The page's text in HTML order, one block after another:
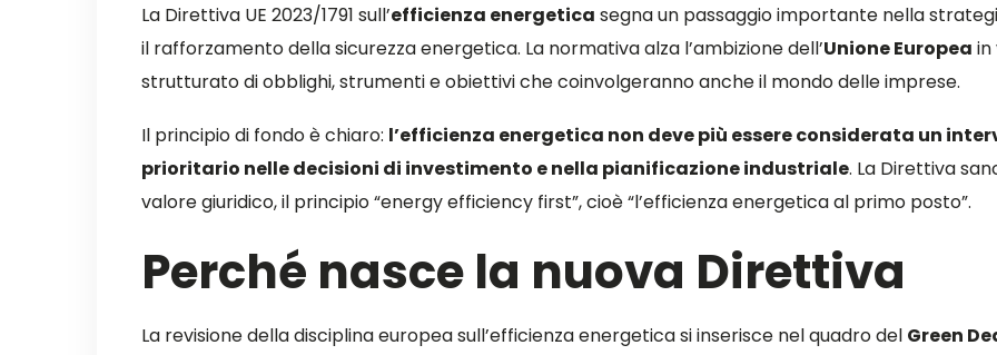
La Direttiva UE 2023/1791 sull’efficienza energetica segna un passaggio importante nella
il rafforzamento della sicurezza energetica. La normativa alza l’ambizione dell’Unione Europea in
strutturato di obblighi, strumenti e obiettivi che coinvolgeranno anche il mondo delle imprese.
Il principio di fondo è chiaro: l’efficienza energetica non deve più essere considerata un
prioritario nelle decisioni di investimento e nella pianificazione industriale. La Direttiva
valore giuridico, il principio “energy efficiency first”, cioè “l’efficienza energetica al primo posto”.
Perché nasce la nuova Direttiva
La revisione della disciplina europea sull’efficienza energetica si inserisce nel quadro del Green